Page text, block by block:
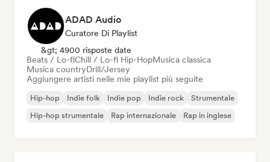
ADAD Audio
Curatore Di Playlist
&gt; 4900 risposte date
Beats / Lo-fiChill / Lo-fi Hip-HopMusica classica
Musica countryDrill/Jersey
Aggiungere artisti nelle mie playlist più seguite
Hip-hop Indie folk Indie pop Indie rock
Strumentale
Hip-hop strumentale
Rap internazionale Rap in inglese